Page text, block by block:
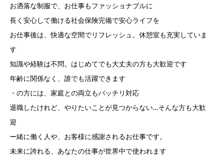
お洒落な制服で、お仕事もファッショナブルに
長く安心して働ける社会保険完備で安心ライフを
お仕事後は、快適な空間でリフレッシュ。休憩室も充実していま
す
知識や経験は不問。はじめてでも大丈夫の方も大歓迎です
年齢に関係なく、誰でも活躍できます
・の方には、家庭との両立もバッチリ対応
退職したけれど、やりたいことが見つからない…そんな方も大歓
迎
ー緒に働く人や、お客様に感謝されるお仕事です。
未来に誇れる、あなたの仕事が世界中で使われます